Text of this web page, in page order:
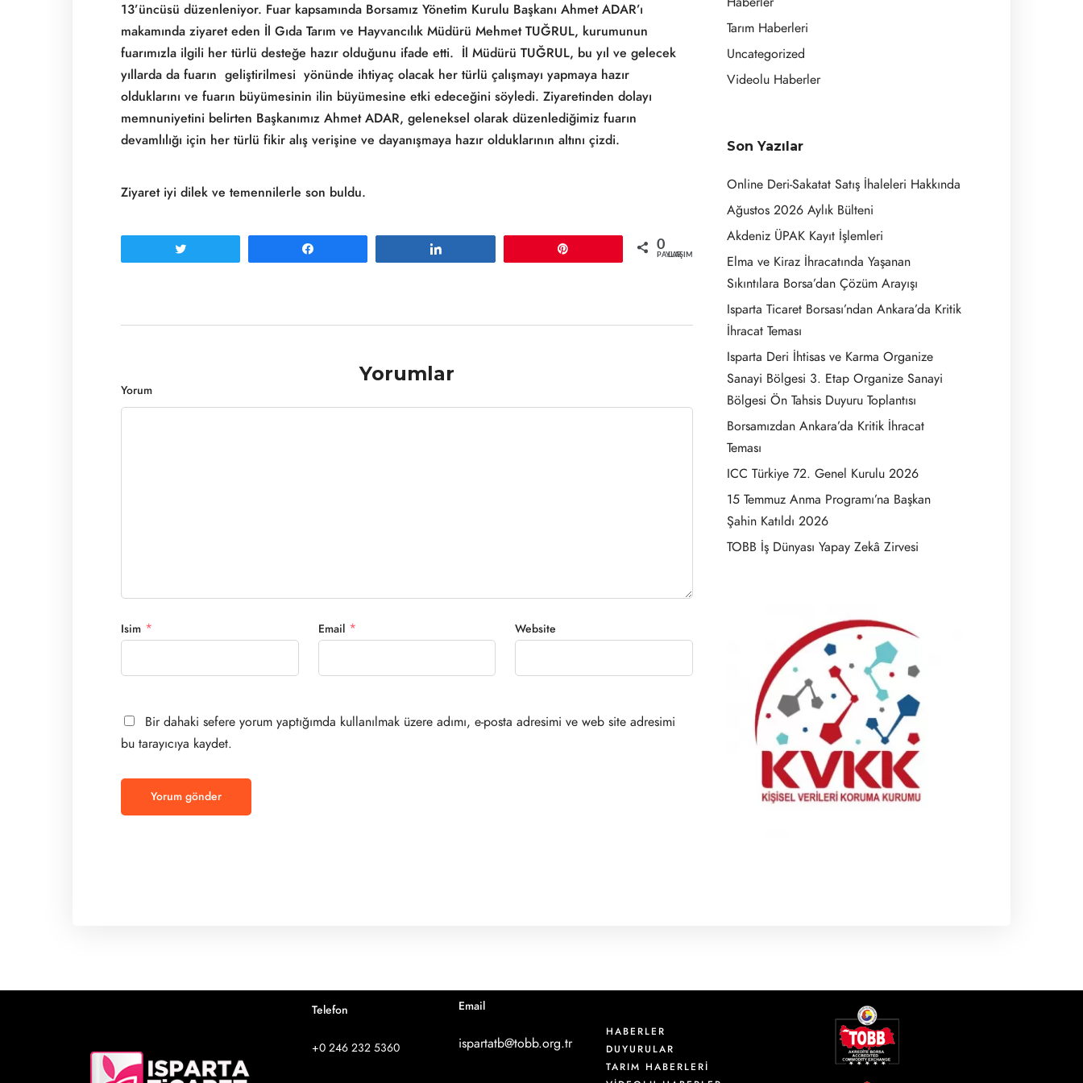
13’üncüsü düzenleniyor. Fuar kapsamında Borsamız Yönetim Kurulu Başkanı Ahmet ADAR’ı
makamında ziyaret eden İl Gıda Tarım ve Hayvancılık Müdürü Mehmet TUĞRUL, kurumunun
fuarımızla ilgili her türlü desteğe hazır olduğunu ifade etti. İl Müdürü TUĞRUL, bu yıl ve gelecek
yıllarda da fuarın geliştirilmesi yönünde ihtiyaç olacak her türlü çalışmayı yapmaya hazır
olduklarını ve fuarın büyümesinin ilin büyümesine etki edeceğini söyledi. Ziyaretinden dolayı
memnuniyetini belirten Başkanımız Ahmet ADAR, geleneksel olarak düzenlediğimiz fuarın
devamlılığı için her türlü fikir alış verişine ve dayanışmaya hazır olduklarının altını çizdi.
Ziyaret iyi dilek ve temennilerle son buldu.
0
PAYLAŞIMLAR
Yorumlar
Yorum
Isim * Email * Website
Bir dahaki sefere yorum yaptığımda kullanılmak üzere adımı, e-posta adresimi ve web site adresimi
bu tarayıcıya kaydet.
Tarım Haberleri
Uncategorized
Videolu Haberler
Son Yazılar
Online Deri-Sakatat Satış İhaleleri Hakkında
Ağustos 2026 Aylık Bülteni
Akdeniz ÜPAK Kayıt İşlemleri
Elma ve Kiraz İhracatında Yaşanan
Sıkıntılara Borsa’dan Çözüm Arayışı
Isparta Ticaret Borsası’ndan Ankara’da Kritik
İhracat Teması
Isparta Deri İhtisas ve Karma Organize
Sanayi Bölgesi 3. Etap Organize Sanayi
Bölgesi Ön Tahsis Duyuru Toplantısı
Borsamızdan Ankara’da Kritik İhracat
Teması
ICC Türkiye 72. Genel Kurulu 2026
15 Temmuz Anma Programı’na Başkan
Şahin Katıldı 2026
TOBB İş Dünyası Yapay Zekâ Zirvesi
Telefon
+0 246 232 5360
Email
ispartatb@tobb.org.tr
HABERLER
DUYURULAR
TARIM HABERLERİ